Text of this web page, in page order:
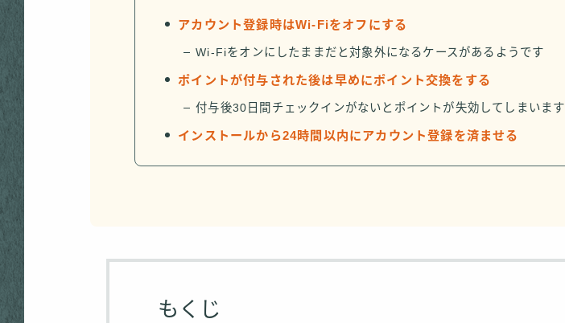
アカウント登録時はWi-Fiをオフにする
Wi-Fiをオンにしたままだと対象外になるケースがあるようです
ポイントが付与された後は早めにポイント交換をする
付与後30日間チェックインがないとポイントが失効してしまいます
インストールから24時間以内にアカウント登録を済ませる
もくじ